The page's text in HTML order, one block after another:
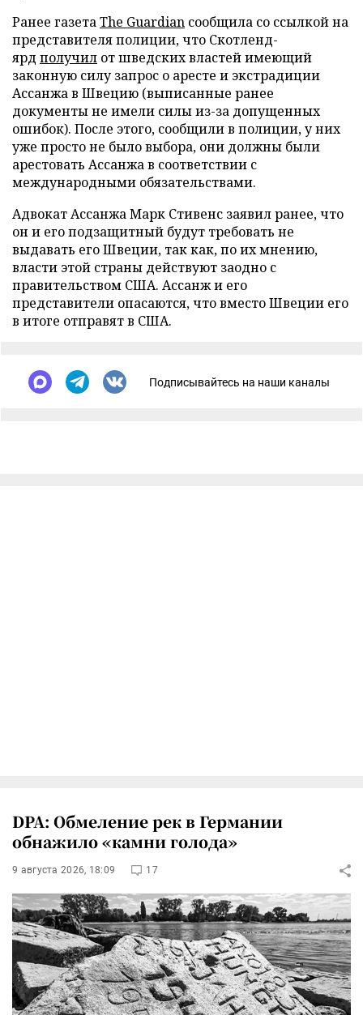
Ранее газетаThe Guardian сообщила со ссылкой на
представителя полиции, что Скотленд-
ярд получил от шведских властей имеющий
законную силу запрос о аресте и экстрадиции
Ассанжа в Швецию (выписанные ранее
документы не имели силы из-за допущенных
ошибок). После этого, сообщили в полиции, у них
уже просто не было выбора, они должны были
арестовать Ассанжа в соответствии с
международными обязательствами.
Адвокат Ассанжа Марк Стивенс заявил ранее, что
он и его подзащитный будут требовать не
выдавать его Швеции, так как, по их мнению,
власти этой страны действуют заодно с
правительством США. Ассанж и его
представители опасаются, что вместо Швеции его
в итоге отправят в США.
Подписывайтесь на наши каналы
DPA: Обмеление рек в Германии
обнажило «камни голода»
9 августа 2026, 18:09 17